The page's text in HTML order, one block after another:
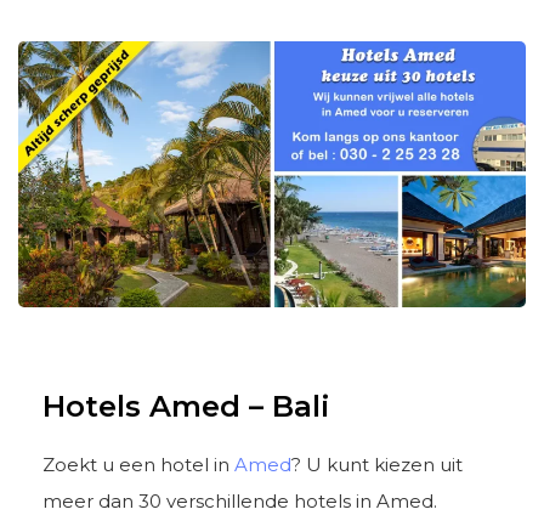
Hotels Amed – Bali
Zoekt u een hotel in Amed? U kunt kiezen uit
meer dan 30 verschillende hotels in Amed.